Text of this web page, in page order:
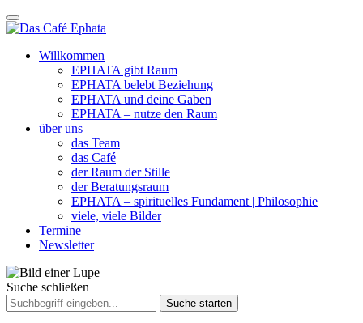
Willkommen
EPHATA gibt Raum
EPHATA belebt Beziehung
EPHATA und deine Gaben
EPHATA – nutze den Raum
über uns
das Team
das Café
der Raum der Stille
der Beratungsraum
EPHATA – spirituelles Fundament | Philosophie
viele, viele Bilder
Termine
Newsletter
Suche schließen
Suche
nach: